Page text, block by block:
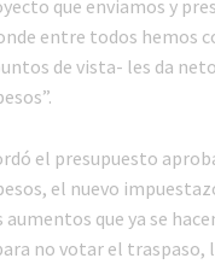
que enviamos y
entre todos hemos
de vista- les da
el presupuesto
el nuevo
que ya se
no votar el traspaso,